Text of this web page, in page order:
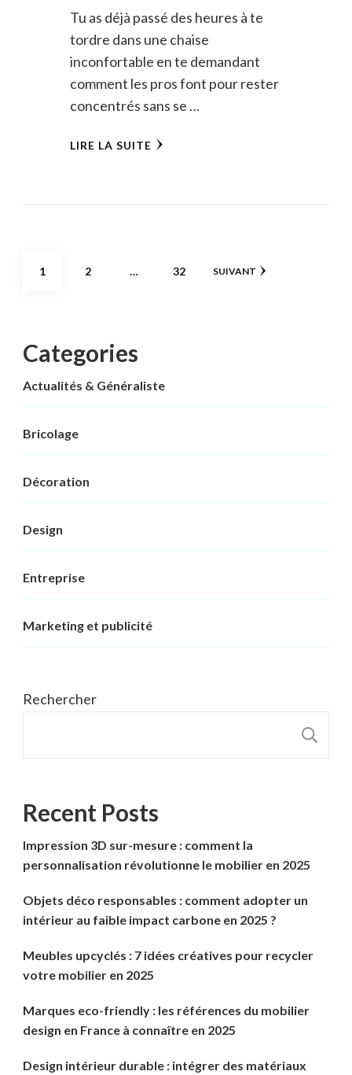
Tu as déjà passé des heures à te
tordre dans une chaise
inconfortable en te demandant
comment les pros font pour rester
concentrés sans se …
LIRE LA SUITE
Pagination
PAGE
1 PAGE
2 … PAGE
32 SUIVANT
Categories
Actualités & Généraliste
Bricolage
Décoration
Design
Entreprise
Marketing et publicité
Rechercher
Recent Posts
Impression 3D sur-mesure : comment la
personnalisation révolutionne le mobilier en 2025
Objets déco responsables : comment adopter un
intérieur au faible impact carbone en 2025 ?
Meubles upcyclés : 7 idées créatives pour recycler
votre mobilier en 2025
Marques eco-friendly : les références du mobilier
design en France à connaître en 2025
Design intérieur durable : intégrer des matériaux